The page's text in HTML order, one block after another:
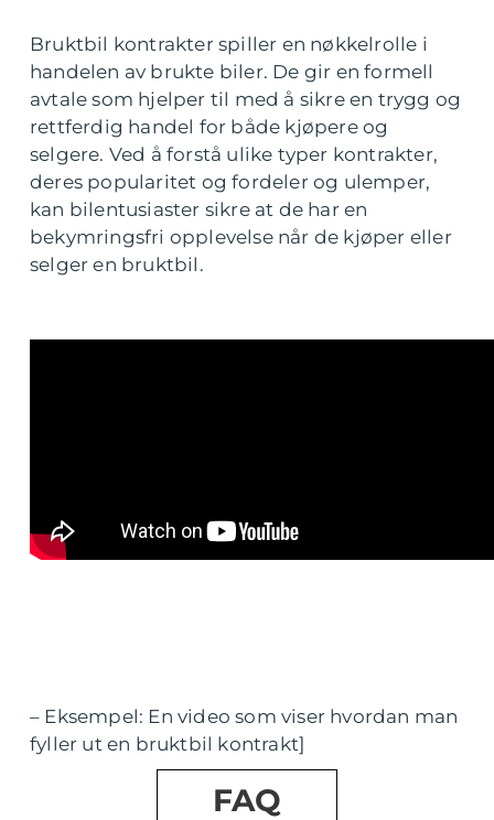
Bruktbil kontrakter spiller en nøkkelrolle i
handelen av brukte biler. De gir en formell
avtale som hjelper til med å sikre en trygg og
rettferdig handel for både kjøpere og
selgere. Ved å forstå ulike typer kontrakter,
deres popularitet og fordeler og ulemper,
kan bilentusiaster sikre at de har en
bekymringsfri opplevelse når de kjøper eller
selger en bruktbil.
– Eksempel: En video som viser hvordan man
fyller ut en bruktbil kontrakt]
FAQ